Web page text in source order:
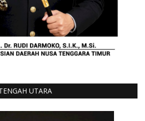
UTARA